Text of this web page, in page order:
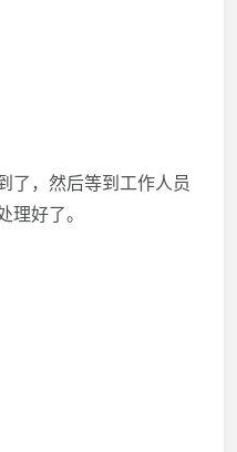
了，然后等到工作人员
好了。